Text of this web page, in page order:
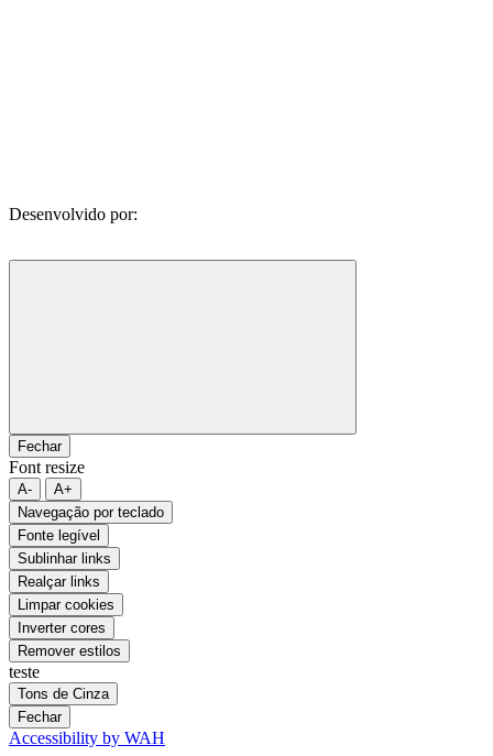
Desenvolvido por:
Fechar
Font resize
A-
A+
Navegação por teclado
Fonte legível
Sublinhar links
Realçar links
Limpar cookies
Inverter cores
Remover estilos
teste
Tons de Cinza
Fechar
Accessibility by WAH